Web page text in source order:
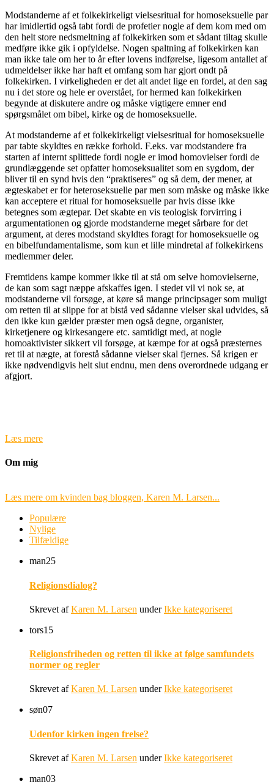
Modstanderne af et folkekirkeligt vielsesritual for homoseksuelle par
har imidlertid også tabt fordi de profetier nogle af dem kom med om
den helt store nedsmeltning af folkekirken som et sådant tiltag skulle
medføre ikke gik i opfyldelse. Nogen spaltning af folkekirken kan
man ikke tale om her to år efter lovens indførelse, ligesom antallet af
udmeldelser ikke har haft et omfang som har gjort ondt på
folkekirken. I virkeligheden er det alt andet lige en fordel, at den sag
nu i det store og hele er overstået, for hermed kan folkekirken
begynde at diskutere andre og måske vigtigere emner end
spørgsmålet om bibel, kirke og de homoseksuelle.
At modstanderne af et folkekirkeligt vielsesritual for homoseksuelle
par tabte skyldtes en række forhold. F.eks. var modstandere fra
starten af internt splittede fordi nogle er imod homovielser fordi de
grundlæggende set opfatter homoseksualitet som en sygdom, der
bliver til en synd hvis den “praktiseres” og så dem, der mener, at
ægteskabet er for heteroseksuelle par men som måske og måske ikke
kan acceptere et ritual for homoseksuelle par hvis disse ikke
betegnes som ægtepar. Det skabte en vis teologisk forvirring i
argumentationen og gjorde modstanderne meget sårbare for det
argument, at deres modstand skyldtes foragt for homoseksuelle og
en bibelfundamentalisme, som kun et lille mindretal af folkekirkens
medlemmer deler.
Fremtidens kampe kommer ikke til at stå om selve homovielserne,
de kan som sagt næppe afskaffes igen. I stedet vil vi nok se, at
modstanderne vil forsøge, at køre så mange principsager som muligt
om retten til at slippe for at bistå ved sådanne vielser skal udvides, så
den ikke kun gælder præster men også degne, organister,
kirketjenere og kirkesangere etc. samtidigt med, at nogle
homoaktivister sikkert vil forsøge, at kæmpe for at også præsternes
ret til at nægte, at forestå sådanne vielser skal fjernes. Så krigen er
ikke nødvendigvis helt slut endnu, men dens overordnede udgang er
afgjort.
Læs mere
Om mig
Læs mere om kvinden bag bloggen, Karen M. Larsen...
Populære
Nylige
Tilfældige
man25
Religionsdialog?
Skrevet afKaren M. Larsen underIkke kategoriseret
tors15
Religionsfriheden og retten til ikke at følge samfundets
normer og regler
Skrevet afKaren M. Larsen underIkke kategoriseret
søn07
Udenfor kirken ingen frelse?
Skrevet afKaren M. Larsen underIkke kategoriseret
man03